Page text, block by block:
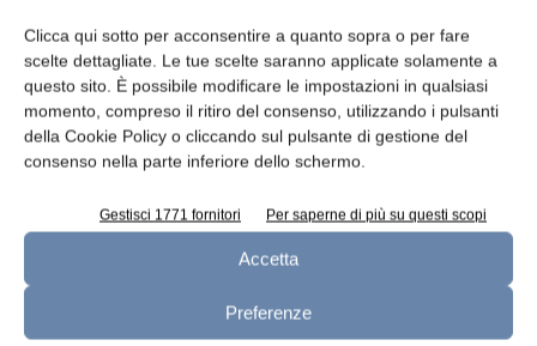
Clicca qui sotto per acconsentire a quanto sopra o per fare
scelte dettagliate. Le tue scelte saranno applicate solamente a
questo sito. È possibile modificare le impostazioni in qualsiasi
momento, compreso il ritiro del consenso, utilizzando i pulsanti
della Cookie Policy o cliccando sul pulsante di gestione del
consenso nella parte inferiore dello schermo.
Gestisci 1771 fornitori Per saperne di più su questi scopi
Accetta
Preferenze
informare i consumatori; andremo a portare
cultura alimentare. Andremo a spiegare il
valore aggiunto delle nostre imprese. Perché –
ha concluso Casalini – noi vogliamo e
dobbiamo essere tra i protagonisti
dell’agroalimentare italiano e internazionale».